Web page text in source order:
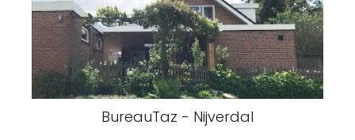
BureauTaz - Nijverdal